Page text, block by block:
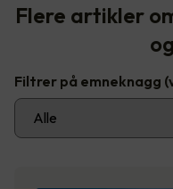
Flere artikler
Filtrer på emneknagg